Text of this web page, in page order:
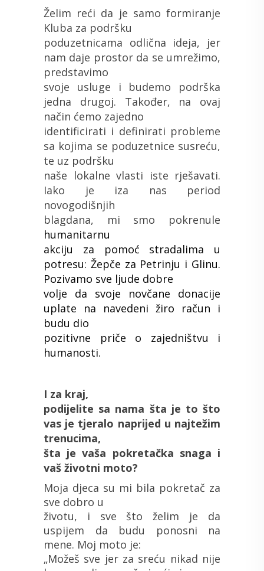
Želim reći da je samo formiranje
Kluba za podršku
poduzetnicama odlična ideja, jer
nam daje prostor da se umrežimo,
predstavimo
svoje usluge i budemo podrška
jedna drugoj. Također, na ovaj
način ćemo zajedno
identificirati i definirati probleme
sa kojima se poduzetnice susreću,
te uz podršku
naše lokalne vlasti iste rješavati.
Iako je iza nas period
novogodišnjih
blagdana, mi smo pokrenule
humanitarnu
akciju za pomoć stradalima u
potresu: Žepče za Petrinju i Glinu.
Pozivamo sve ljude dobre
volje da svoje novčane donacije
uplate na navedeni žiro račun i
budu dio
pozitivne priče o zajedništvu i
humanosti.
I za kraj,
podijelite sa nama šta je to što
vas je tjeralo naprijed u najtežim
trenucima,
šta je vaša pokretačka snaga i
vaš životni moto?
Moja djeca su mi bila pokretač za
sve dobro u
životu, i sve što želim je da
uspijem da budu ponosni na
mene. Moj moto je:
„Možeš sve jer za sreću nikad nije